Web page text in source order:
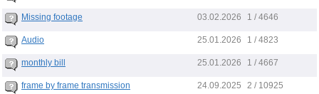
Missing footage 03.02.2026 1 / 4646
Audio 25.01.2026 1 / 4823
monthly bill 25.01.2026 1 / 4667
frame by frame transmission 24.09.2025 2 / 10925